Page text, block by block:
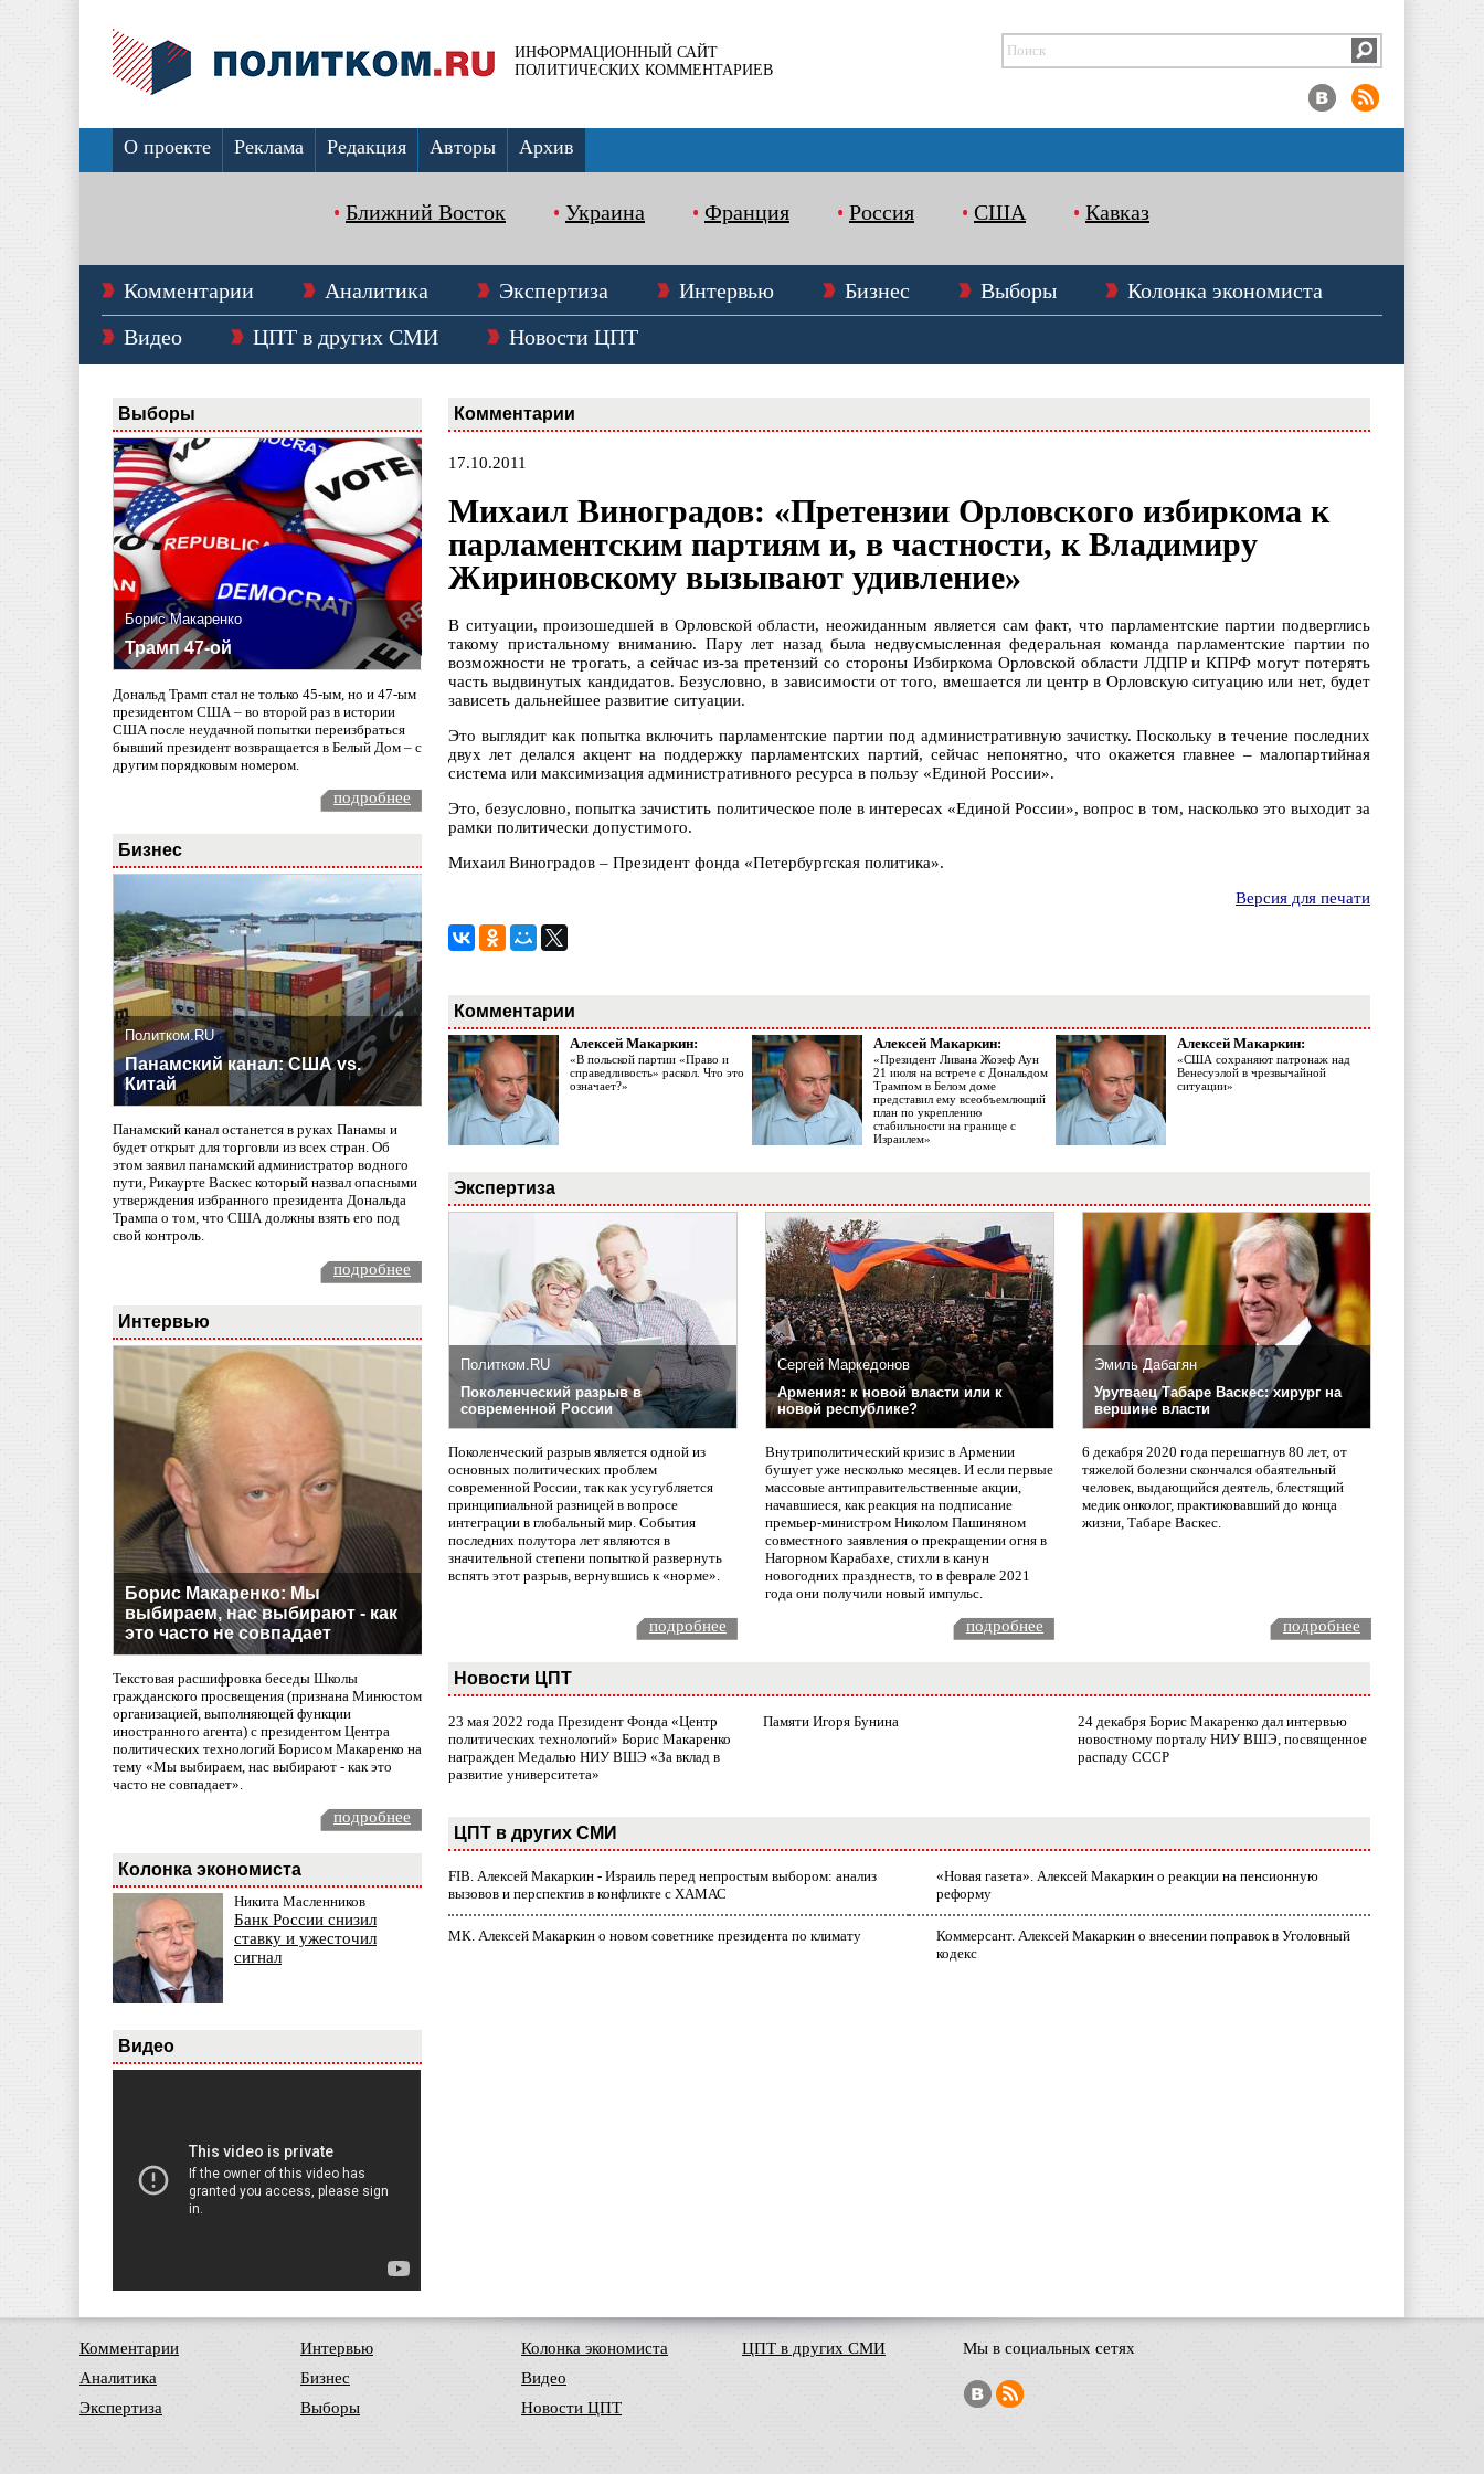
ИНФОРМАЦИОННЫЙ САЙТ
ПОЛИТИЧЕСКИХ КОММЕНТАРИЕВ
О проекте Реклама Редакция Авторы Архив
Ближний Восток Украина Франция Россия США Кавказ
Комментарии Аналитика Экспертиза Интервью Бизнес Выборы
Колонка экономиста
Видео
ЦПТ в других СМИ Новости ЦПТ
Выборы
Борис Макаренко
Трамп 47-ой
Дональд Трамп стал не только 45-ым, но и 47-ым
президентом США – во второй раз в истории
США после неудачной попытки переизбраться
бывший президент возвращается в Белый Дом – с
другим порядковым номером.
подробнее
Бизнес
Политком.RU
Панамский канал: США vs.
Китай
Панамский канал останется в руках Панамы и
будет открыт для торговли из всех стран. Об
этом заявил панамский администратор водного
пути, Рикаурте Васкес который назвал опасными
утверждения избранного президента Дональда
Трампа о том, что США должны взять его под
свой контроль.
подробнее
Интервью
Борис Макаренко: Мы
выбираем, нас выбирают - как
это часто не совпадает
Текстовая расшифровка беседы Школы
гражданского просвещения (признана Минюстом
организацией, выполняющей функции
иностранного агента) с президентом Центра
политических технологий Борисом Макаренко на
тему «Мы выбираем, нас выбирают - как это
часто не совпадает».
подробнее
Колонка экономиста
Никита Масленников
Банк России снизил
ставку и ужесточил
сигнал
Видео
Комментарии
17.10.2011
Михаил Виноградов: «Претензии Орловского избиркома к
парламентским партиям и, в частности, к Владимиру
Жириновскому вызывают удивление»
В ситуации, произошедшей в Орловской области, неожиданным является сам факт, что парламентские партии подверглись
такому пристальному вниманию. Пару лет назад была недвусмысленная федеральная команда парламентские партии по
возможности не трогать, а сейчас из-за претензий со стороны Избиркома Орловской области ЛДПР и КПРФ могут потерять
часть выдвинутых кандидатов. Безусловно, в зависимости от того, вмешается ли центр в Орловскую ситуацию или нет, будет
зависеть дальнейшее развитие ситуации.
Это выглядит как попытка включить парламентские партии под административную зачистку. Поскольку в течение последних
двух лет делался акцент на поддержку парламентских партий, сейчас непонятно, что окажется главнее – малопартийная
система или максимизация административного ресурса в пользу «Единой России».
Это, безусловно, попытка зачистить политическое поле в интересах «Единой России», вопрос в том, насколько это выходит за
рамки политически допустимого.
Михаил Виноградов – Президент фонда «Петербургская политика».
Версия для печати
Комментарии
Алексей Макаркин:
«В польской партии «Право и
справедливость» раскол. Что это
означает?»
Алексей Макаркин:
«Президент Ливана Жозеф Аун
21 июля на встрече с Дональдом
Трампом в Белом доме
представил ему всеобъемлющий
план по укреплению
стабильности на границе с
Израилем»
Алексей Макаркин:
«США сохраняют патронаж над
Венесуэлой в чрезвычайной
ситуации»
Экспертиза
Политком.RU
Поколенческий разрыв в
современной России
Поколенческий разрыв является одной из
основных политических проблем
современной России, так как усугубляется
принципиальной разницей в вопросе
интеграции в глобальный мир. События
последних полутора лет являются в
значительной степени попыткой развернуть
вспять этот разрыв, вернувшись к «норме».
Сергей Маркедонов
Армения: к новой власти или к
новой республике?
Внутриполитический кризис в Армении
бушует уже несколько месяцев. И если первые
массовые антиправительственные акции,
начавшиеся, как реакция на подписание
премьер-министром Николом Пашиняном
совместного заявления о прекращении огня в
Нагорном Карабахе, стихли в канун
новогодних празднеств, то в феврале 2021
года они получили новый импульс.
Эмиль Дабагян
Уругваец Табаре Васкес: хирург на
вершине власти
6 декабря 2020 года перешагнув 80 лет, от
тяжелой болезни скончался обаятельный
человек, выдающийся деятель, блестящий
медик онколог, практиковавший до конца
жизни, Табаре Васкес.
подробнее подробнее подробнее
Новости ЦПТ
23 мая 2022 года Президент Фонда «Центр
политических технологий» Борис Макаренко
награжден Медалью НИУ ВШЭ «За вклад в
развитие университета»
Памяти Игоря Бунина
24 декабря Борис Макаренко дал интервью
новостному порталу НИУ ВШЭ, посвященное
распаду СССР
ЦПТ в других СМИ
FIB. Алексей Макаркин - Израиль перед непростым выбором: анализ
вызовов и перспектив в конфликте с ХАМАС
«Новая газета». Алексей Макаркин о реакции на пенсионную
реформу
МК. Алексей Макаркин о новом советнике президента по климату
Коммерсант. Алексей Макаркин о внесении поправок в Уголовный
кодекс
Комментарии
Аналитика
Экспертиза
Интервью
Бизнес
Выборы
Колонка экономиста
Видео
Новости ЦПТ
ЦПТ в других СМИ Мы в социальных сетях